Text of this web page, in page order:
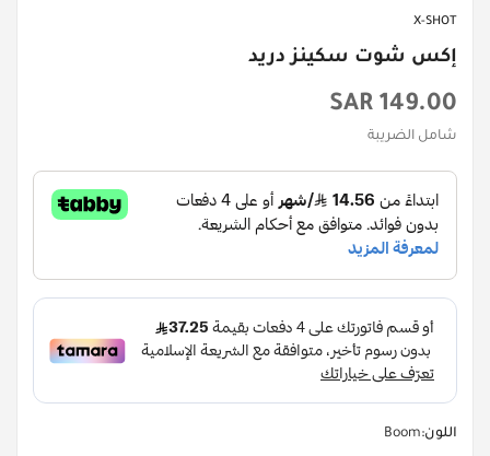
X-SHOT
إكس شوت سكينز دريد
السعر
الأصلي
149.00 SAR
شامل الضريبة
اللون:Boom